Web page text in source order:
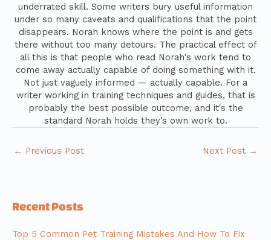
underrated skill. Some writers bury useful information
under so many caveats and qualifications that the point
disappears. Norah knows where the point is and gets
there without too many detours. The practical effect of
all this is that people who read Norah's work tend to
come away actually capable of doing something with it.
Not just vaguely informed — actually capable. For a
writer working in training techniques and guides, that is
probably the best possible outcome, and it's the
standard Norah holds they's own work to.
← Previous Post Next Post →
Recent Posts
Top 5 Common Pet Training Mistakes And How To Fix